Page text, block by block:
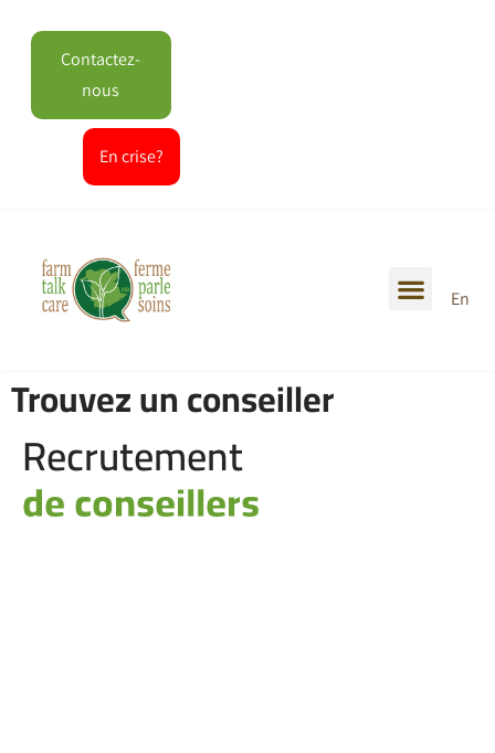
Contactez-
nous
En crise?
En
Trouvez un conseiller
Recrutement
de conseillers